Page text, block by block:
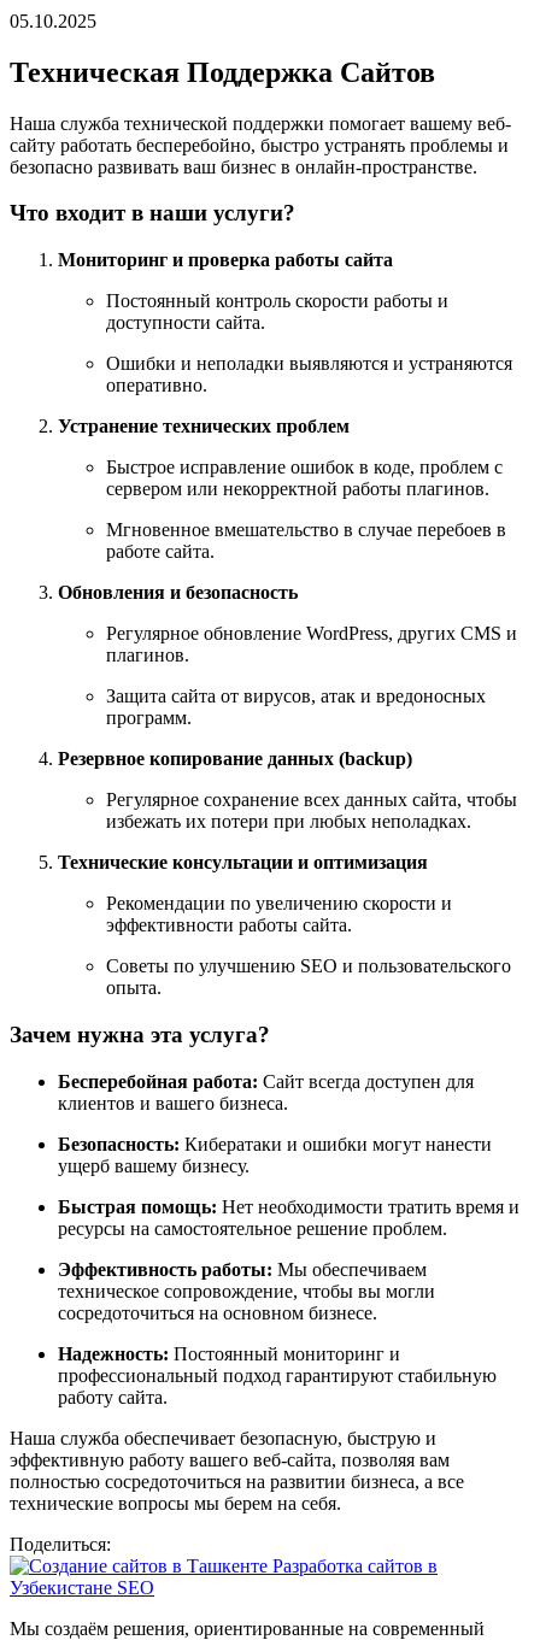
05.10.2025
Техническая Поддержка Сайтов
Наша служба технической поддержки помогает вашему веб-
сайту работать бесперебойно, быстро устранять проблемы и
безопасно развивать ваш бизнес в онлайн-пространстве.
Что входит в наши услуги?
Мониторинг и проверка работы сайта
Постоянный контроль скорости работы и
доступности сайта.
Ошибки и неполадки выявляются и устраняются
оперативно.
Устранение технических проблем
Быстрое исправление ошибок в коде, проблем с
сервером или некорректной работы плагинов.
Мгновенное вмешательство в случае перебоев в
работе сайта.
Обновления и безопасность
Регулярное обновление WordPress, других CMS и
плагинов.
Защита сайта от вирусов, атак и вредоносных
программ.
Резервное копирование данных (backup)
Регулярное сохранение всех данных сайта, чтобы
избежать их потери при любых неполадках.
Технические консультации и оптимизация
Рекомендации по увеличению скорости и
эффективности работы сайта.
Советы по улучшению SEO и пользовательского
опыта.
Зачем нужна эта услуга?
Бесперебойная работа: Сайт всегда доступен для
клиентов и вашего бизнеса.
Безопасность: Кибератаки и ошибки могут нанести
ущерб вашему бизнесу.
Быстрая помощь: Нет необходимости тратить время и
ресурсы на самостоятельное решение проблем.
Эффективность работы: Мы обеспечиваем
техническое сопровождение, чтобы вы могли
сосредоточиться на основном бизнесе.
Надежность: Постоянный мониторинг и
профессиональный подход гарантируют стабильную
работу сайта.
Наша служба обеспечивает безопасную, быструю и
эффективную работу вашего веб-сайта, позволяя вам
полностью сосредоточиться на развитии бизнеса, а все
технические вопросы мы берем на себя.
Поделиться:
Мы создаём решения, ориентированные на современный